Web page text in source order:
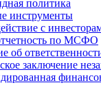
политика
инструменты
с
по МСФО
об
заключение